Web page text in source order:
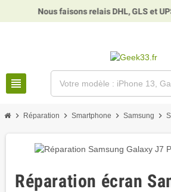
Nous faisons relais DHL, GLS et UPS.
view_headline
chevron_right Réparation chevron_right Smartphone chevron_right Samsung chevron_right
Réparation écran